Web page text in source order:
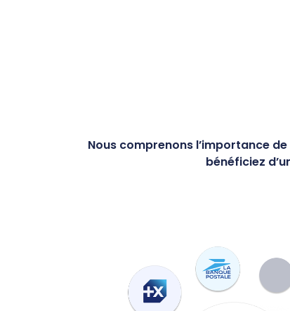
Nous comprenons l’importance
bénéficiez